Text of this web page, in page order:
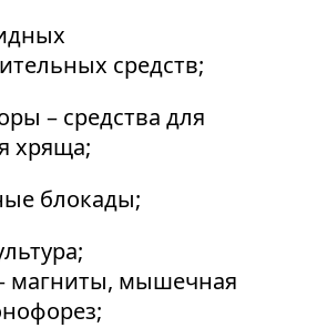
средств;
– средства для
хряща;
блокады;
магниты, мышечная